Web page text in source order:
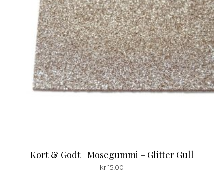
Kort & Godt | Mosegummi – Glitter Gull
kr15,00